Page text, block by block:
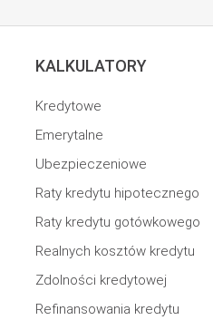
KALKULATORY
Kredytowe
Emerytalne
Ubezpieczeniowe
Raty kredytu hipotecznego
Raty kredytu gotówkowego
Realnych kosztów kredytu
Zdolności kredytowej
Refinansowania kredytu